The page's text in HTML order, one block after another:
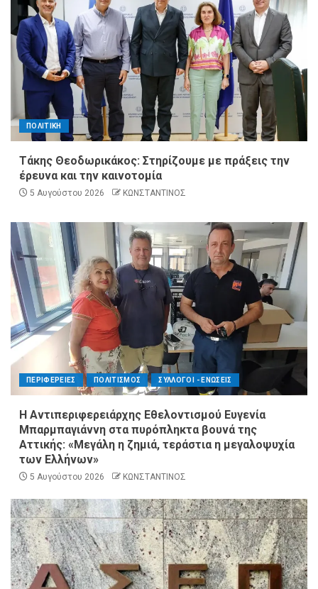
ΠΟΛΙΤΙΚΗ
Τάκης Θεοδωρικάκος: Στηρίζουμε με πράξεις την
έρευνα και την καινοτομία
5 Αυγούστου 2026 ΚΩΝΣΤΑΝΤΙΝΟΣ
ΠΕΡΙΦΕΡΕΙΕΣ ΠΟΛΙΤΙΣΜΟΣ ΣΥΛΛΟΓΟΙ - ΕΝΩΣΕΙΣ
Η Αντιπεριφερειάρχης Εθελοντισμού Ευγενία
Μπαρμπαγιάννη στα πυρόπληκτα βουνά της
Αττικής: «Μεγάλη η ζημιά, τεράστια η μεγαλοψυχία
των Ελλήνων»
5 Αυγούστου 2026 ΚΩΝΣΤΑΝΤΙΝΟΣ